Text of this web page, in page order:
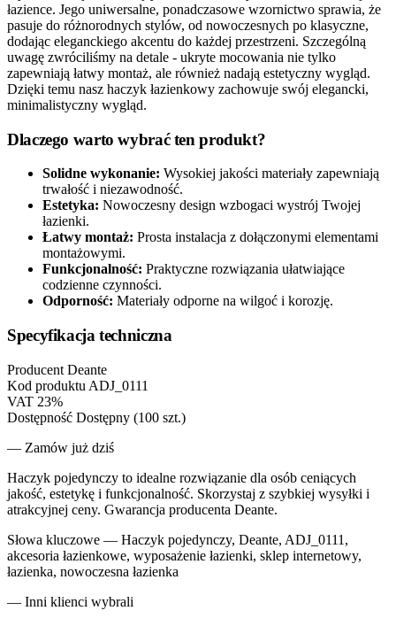
łazience. Jego uniwersalne, ponadczasowe wzornictwo sprawia, że
pasuje do różnorodnych stylów, od nowoczesnych po klasyczne,
dodając eleganckiego akcentu do każdej przestrzeni. Szczególną
uwagę zwróciliśmy na detale - ukryte mocowania nie tylko
zapewniają łatwy montaż, ale również nadają estetyczny wygląd.
Dzięki temu nasz haczyk łazienkowy zachowuje swój elegancki,
minimalistyczny wygląd.
Dlaczego warto wybrać ten produkt?
Solidne wykonanie: Wysokiej jakości materiały zapewniają
trwałość i niezawodność.
Estetyka: Nowoczesny design wzbogaci wystrój Twojej
łazienki.
Łatwy montaż: Prosta instalacja z dołączonymi elementami
montażowymi.
Funkcjonalność: Praktyczne rozwiązania ułatwiające
codzienne czynności.
Odporność: Materiały odporne na wilgoć i korozję.
Specyfikacja techniczna
Producent Deante
Kod produktu ADJ_0111
VAT 23%
Dostępność Dostępny (100 szt.)
— Zamów już dziś
Haczyk pojedynczy to idealne rozwiązanie dla osób ceniących
jakość, estetykę i funkcjonalność. Skorzystaj z szybkiej wysyłki i
atrakcyjnej ceny. Gwarancja producenta Deante.
Słowa kluczowe — Haczyk pojedynczy, Deante, ADJ_0111,
akcesoria łazienkowe, wyposażenie łazienki, sklep internetowy,
łazienka, nowoczesna łazienka
— Inni klienci wybrali